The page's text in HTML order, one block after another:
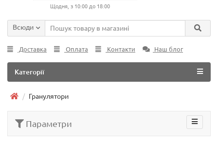
Щодня, з 10:00 до 18:00
Всюди
Доставка Оплата Контакти Наш блог
Категорії
Гранулятори
Параметри